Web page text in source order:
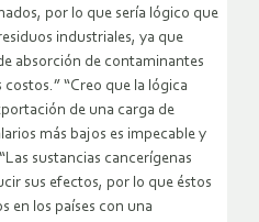
por lo que sería lógico que
industriales, ya que
absorción de contaminantes
“Creo que la lógica
de una carga de
más bajos es impecable y
sustancias cancerígenas
sus efectos, por lo que éstos
en los países con una